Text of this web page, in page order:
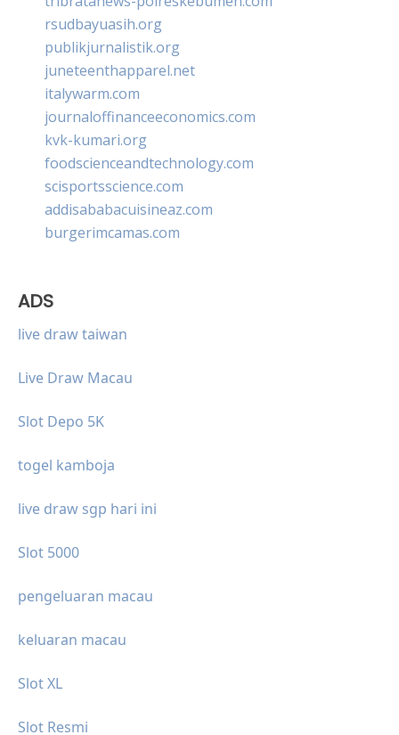
rsudbayuasih.org
publikjurnalistik.org
juneteenthapparel.net
italywarm.com
journaloffinanceeconomics.com
kvk-kumari.org
foodscienceandtechnology.com
scisportsscience.com
addisababacuisineaz.com
burgerimcamas.com
ADS
live draw taiwan
Live Draw Macau
Slot Depo 5K
togel kamboja
live draw sgp hari ini
Slot 5000
pengeluaran macau
keluaran macau
Slot XL
Slot Resmi